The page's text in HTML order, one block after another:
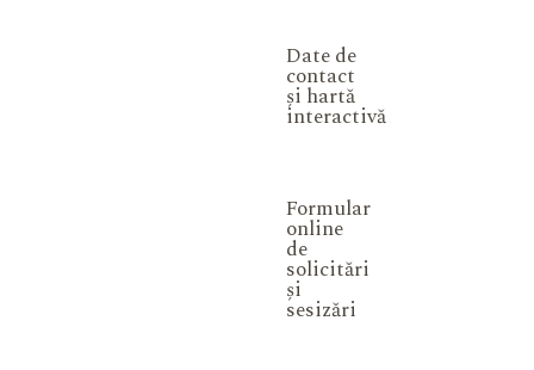
Date de
contact
și hartă
interactivă
Formular
online
de
solicitări
și
sesizări